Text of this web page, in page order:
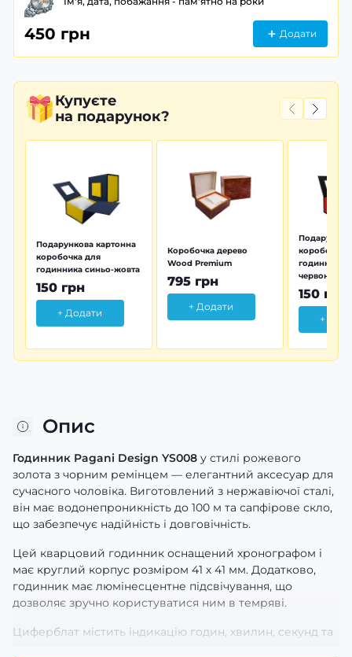
450 грн Додати
Купуєте
на подарунок?
Подарункова картонна
коробочка для
годинника синьо-жовта
150 грн
+ Додати
Коробочка дерево
Wood Premium
795 грн
+ Додати
коробочка
годинника
червона
150 грн
+
Опис
Годинник Pagani Design YS008 у стилі рожевого
золота з чорним ремінцем — елегантний аксесуар для
сучасного чоловіка. Виготовлений з нержавіючої сталі,
він має водонепроникність до 100 м та сапфірове скло,
що забезпечує надійність і довговічність.
Цей кварцовий годинник оснащений хронографом і
має круглий корпус розміром 41 х 41 мм. Додатково,
годинник має люмінесцентне підсвічування, що
дозволяє зручно користуватися ним в темряві.
Циферблат містить індикацію годин, хвилин, секунд та